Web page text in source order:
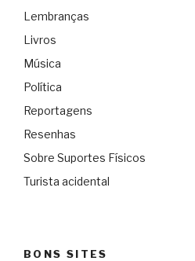
Lembranças
Livros
Música
Política
Reportagens
Resenhas
Sobre Suportes Físicos
Turista acidental
BONS SITES